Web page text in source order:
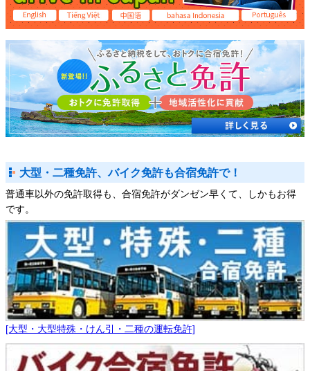
大型・二種免許、バイク免許も合宿免許で！
普通車以外の免許取得も、合宿免許がダンゼン早くて、しかもお得
です。
[大型・大型特殊・けん引・二種の運転免許]